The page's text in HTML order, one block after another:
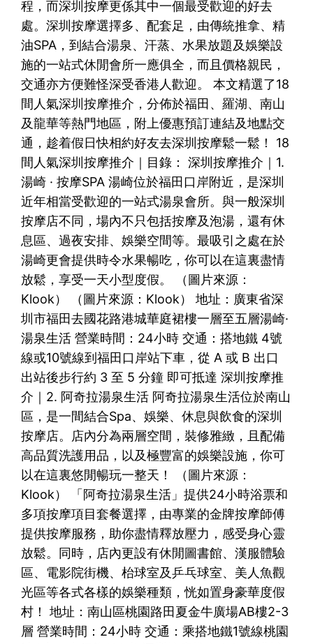
程，而深圳按摩更係其中一個最受歡迎的好去
處。深圳按摩選擇多、配套足，由傳統推拿、精
油SPA，到結合湯泉、汗蒸、水果放題及娛樂設
施的一站式休閒會所一應俱全，而且價格親民，
交通亦方便難怪深受香港人歡迎。 本文精選了18
間人氣深圳按摩推介，分佈於福田、羅湖、南山
及龍華等熱門地區，附上優惠預訂連結及地點交
通，趁着假日快相約好友去深圳按摩鬆一鬆！ 18
間人氣深圳按摩推介｜目錄： 深圳按摩推介｜1.
湯崎 · 按摩SPA 湯崎位於福田口岸附近，是深圳
近年相當受歡迎的一站式湯泉會所。與一般深圳
按摩店不同，場內不只包括按摩及泡湯，還有休
息區、過夜安排、娛樂空間等。最吸引之處在於
湯崎更會提供時令水果暢吃，你可以在這裏盡情
放鬆，享受一天小型度假。 （圖片來源：
Klook） （圖片來源：Klook） 地址：廣東省深
圳市福田去國花路港城華庭裙樓一層至五層湯崎·
湯泉生活 營業時間：24小時 交通：搭地鐵 4號
線或10號線到福田口岸站下車，從 A 或 B 出口
出站後步行約 3 至 5 分鐘 即可抵達 深圳按摩推
介｜2. 阿奇拉湯泉生活 阿奇拉湯泉生活位於南山
區，是一間結合Spa、娛樂、休息與飲食的深圳
按摩店。店內分為兩層空間，裝修雅緻，且配備
高品質洗護用品，以及極豐富的娛樂設施，你可
以在這裏悠閒暢玩一整天！ （圖片來源：
Klook） 「阿奇拉湯泉生活」提供24小時浴票和
多項按摩項目套餐選擇，由專業的金牌按摩師傅
提供按摩服務，助你盡情釋放壓力，感受身心靈
放鬆。同時，店內更設有休閒圖書館、漢服體驗
區、電影院街機、枱球室及乒乓球室、美人魚觀
光區等各式各樣的娛樂種類，恍如置身豪華度假
村！ 地址：南山區桃園路田夏金牛廣場AB樓2-3
層 營業時間：24小時 交通：乘搭地鐵1號線桃園